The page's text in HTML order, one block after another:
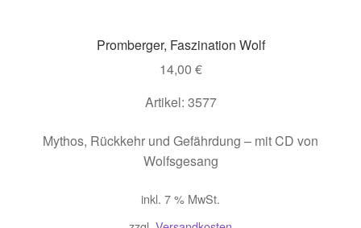
Promberger, Faszination Wolf
14,00 €
Artikel: 3577
Mythos, Rückkehr und Gefährdung – mit CD von
Wolfsgesang
inkl. 7 % MwSt.